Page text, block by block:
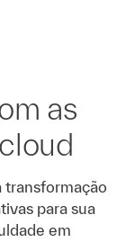
as
transformação
para sua
em